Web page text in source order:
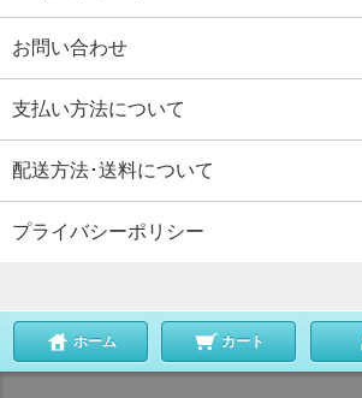
お問い合わせ
支払い方法について
配送方法･送料について
プライバシーポリシー
ホーム カート